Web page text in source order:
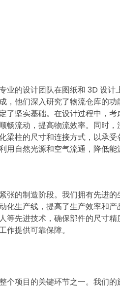
业的设计团队在图纸和 3D 设
，他们深入研究了物流仓库的
了坚实基础。在设计过程中，
畅流动，提高物流效率。同时
梁柱的尺寸和连接方式，以承
用自然光源和空气流通，降低
张的制造阶段。我们拥有先进
化生产线，提高了生产效率和
等先进技术，确保部件的尺寸
作提供可靠保障。
个项目的关键环节之一。我们